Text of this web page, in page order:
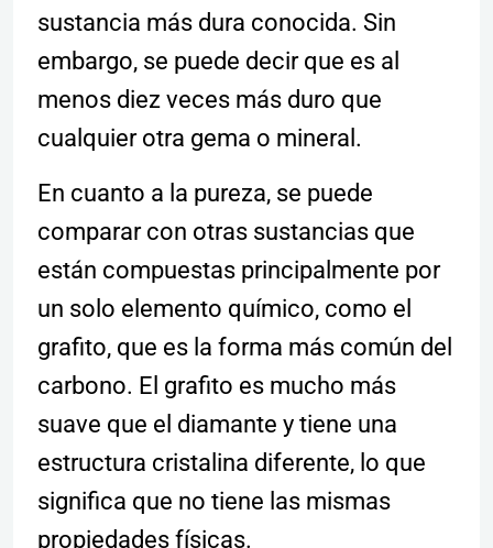
sustancia más dura conocida. Sin
embargo, se puede decir que es al
menos diez veces más duro que
cualquier otra gema o mineral.
En cuanto a la pureza, se puede
comparar con otras sustancias que
están compuestas principalmente por
un solo elemento químico, como el
grafito, que es la forma más común del
carbono. El grafito es mucho más
suave que el diamante y tiene una
estructura cristalina diferente, lo que
significa que no tiene las mismas
propiedades físicas.